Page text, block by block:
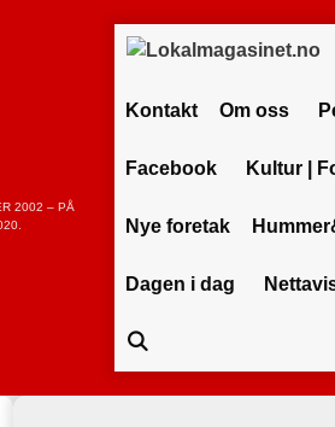
2002 – PÅ
Kontakt Om oss
Facebook Kultur |
Nye foretak
Dagen i dag